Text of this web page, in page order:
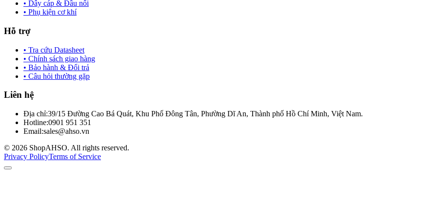
• Dây cáp & Đầu nối
• Phụ kiện cơ khí
Hỗ trợ
• Tra cứu Datasheet
• Chính sách giao hàng
• Bảo hành & Đổi trả
• Câu hỏi thường gặp
Liên hệ
Địa chỉ:39/15 Đường Cao Bá Quát, Khu Phố Đông Tân, Phường Dĩ An, Thành phố Hồ Chí Minh, Việt Nam.
Hotline:0901 951 351
Email:sales@ahso.vn
© 2026 ShopAHSO. All rights reserved.
Privacy PolicyTerms of Service